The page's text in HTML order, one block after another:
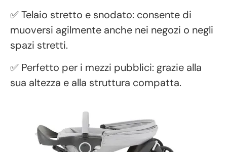
✅ Telaio stretto e snodato: consente di
muoversi agilmente anche nei negozi o negli
spazi stretti.
✅ Perfetto per i mezzi pubblici: grazie alla
sua altezza e alla struttura compatta.